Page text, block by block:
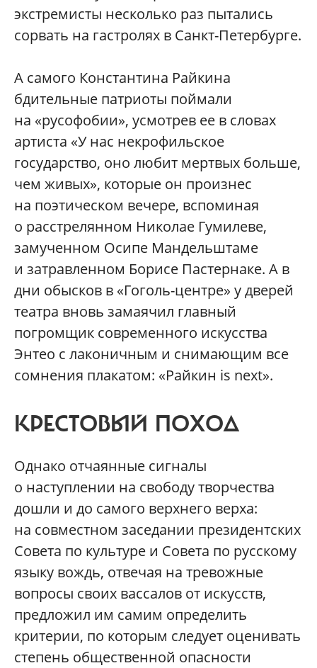
экстремисты несколько раз пытались
сорвать на гастролях в Санкт-Петербурге.
А самого Константина Райкина
бдительные патриоты поймали
на «русофобии», усмотрев ее в словах
артиста «У нас некрофильское
государство, оно любит мертвых больше,
чем живых», которые он произнес
на поэтическом вечере, вспоминая
о расстрелянном Николае Гумилеве,
замученном Осипе Мандельштаме
и затравленном Борисе Пастернаке. А в
дни обысков в «Гоголь-центре» у дверей
театра вновь замаячил главный
погромщик современного искусства
Энтео с лаконичным и снимающим все
сомнения плакатом: «Райкин is next».
КРЕСТОВЫЙ ПОХОД
Однако отчаянные сигналы
о наступлении на свободу творчества
дошли и до самого верхнего верха:
на совместном заседании президентских
Совета по культуре и Совета по русскому
языку вождь, отвечая на тревожные
вопросы своих вассалов от искусств,
предложил им самим определить
критерии, по которым следует оценивать
степень общественной опасности